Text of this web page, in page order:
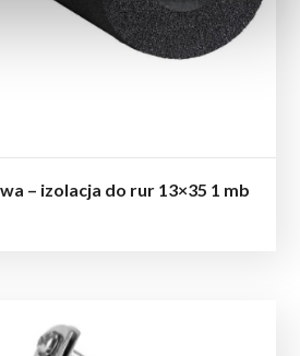
– izolacja do rur 13×35 1 mb